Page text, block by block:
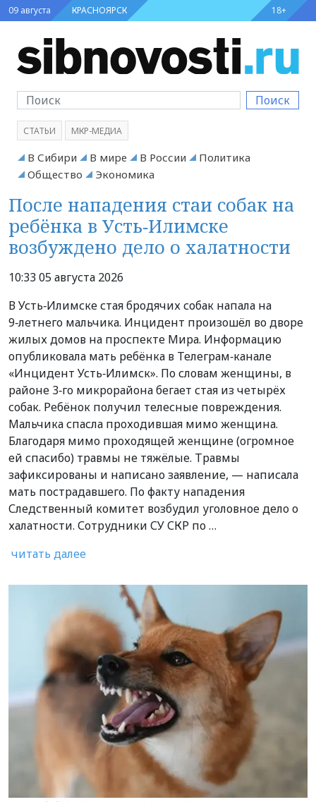
09 августа КРАСНОЯРСК 18+
Поиск
СТАТЬИ МКР-МЕДИА
В Сибири В мире В России
Политика
Общество
Экономика
После нападения стаи собак на
ребёнка в Усть‑Илимске
возбуждено дело о халатности
10:33 05 августа 2026
В Усть‑Илимске стая бродячих собак напала на
9‑летнего мальчика. Инцидент произошёл во дворе
жилых домов на проспекте Мира. Информацию
опубликовала мать ребёнка в Телеграм‑канале
«Инцидент Усть‑Илимск». По словам женщины, в
районе 3‑го микрорайона бегает стая из четырёх
собак. Ребёнок получил телесные повреждения.
Мальчика спасла проходившая мимо женщина.
Благодаря мимо проходящей женщине (огромное
ей спасибо) травмы не тяжёлые. Травмы
зафиксированы и написано заявление, — написала
мать пострадавшего. По факту нападения
Следственный комитет возбудил уголовное дело о
халатности. Сотрудники СУ СКР по …
читать далее